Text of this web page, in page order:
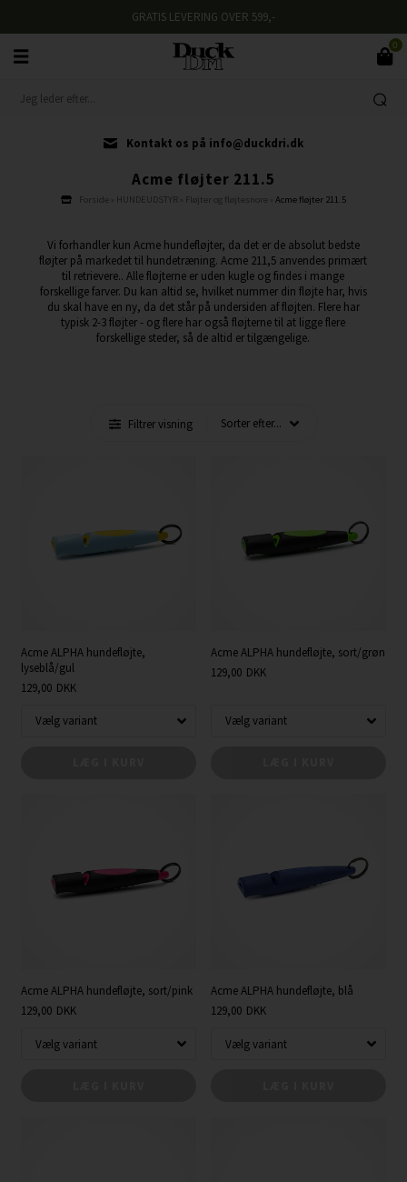
GRATIS LEVERING OVER 599,-
0
Kontakt os på info@duckdri.dk
Acme fløjter 211.5
Forside HUNDEUDSTYR» Fløjter og fløjtesnore Acme fløjter 211.5
Vi forhandler kun Acme hundefløjter, da det er de absolut bedste
fløjter på markedet til hundetræning. Acme 211,5 anvendes primært
til retrievere.. Alle fløjterne er uden kugle og findes i mange
forskellige farver. Du kan altid se, hvilket nummer din fløjte har, hvis
du skal have en ny, da det står på undersiden af fløjten. Flere har
typisk 2-3 fløjter - og flere har også fløjterne til at ligge flere
forskellige steder, så de altid er tilgængelige.
Filtrer visning
Acme ALPHA hundefløjte,
lyseblå/gul
129,00 DKK
Acme ALPHA hundefløjte, sort/grøn
129,00 DKK
Acme ALPHA hundefløjte, sort/pink
129,00 DKK
Acme ALPHA hundefløjte, blå
129,00 DKK